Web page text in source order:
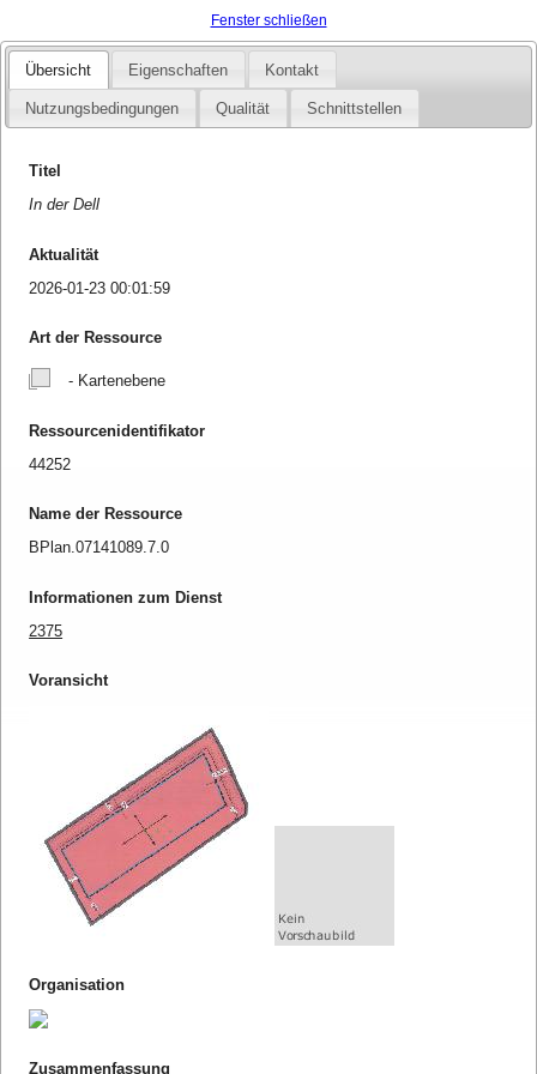
Fenster schließen
Übersicht Eigenschaften Kontakt
Nutzungsbedingungen Qualität Schnittstellen
Titel
In der Dell
Aktualität
2026-01-23 00:01:59
Art der Ressource
- Kartenebene
Ressourcenidentifikator
44252
Name der Ressource
BPlan.07141089.7.0
Informationen zum Dienst
2375
Voransicht
Organisation
Zusammenfassung